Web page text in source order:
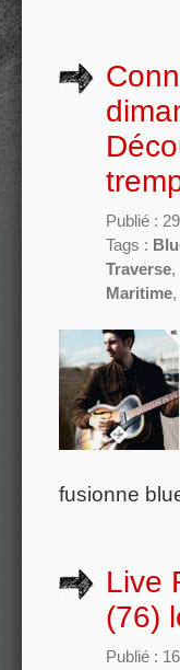
Publié :
Tags :
Traverse,
Maritime,
fusionne
Live
(76)
Publié :